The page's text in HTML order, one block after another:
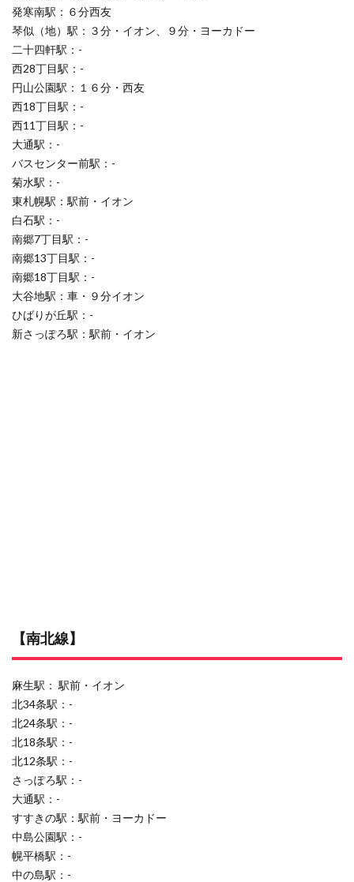
発寒南駅：６分西友
琴似（地）駅：３分・イオン、９分・ヨーカドー
二十四軒駅：-
西28丁目駅：-
円山公園駅：１６分・西友
西18丁目駅：-
西11丁目駅：-
大通駅：-
バスセンター前駅：-
菊水駅：-
東札幌駅：駅前・イオン
白石駅：-
南郷7丁目駅：-
南郷13丁目駅：-
南郷18丁目駅：-
大谷地駅：車・９分イオン
ひばりが丘駅：-
新さっぽろ駅：駅前・イオン
【南北線】
麻生駅： 駅前・イオン
北34条駅：-
北24条駅：-
北18条駅：-
北12条駅：-
さっぽろ駅：-
大通駅：-
すすきの駅：駅前・ヨーカドー
中島公園駅：-
幌平橋駅：-
中の島駅：-